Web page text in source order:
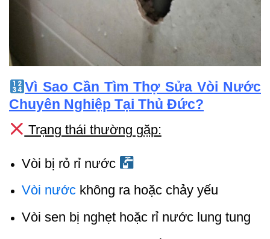
Vì Sao Cần Tìm Thợ Sửa Vòi Nước
Chuyên Nghiệp Tại Thủ Đức?
Trạng thái thường gặp:
Vòi bị rỏ rỉ nước
Vòi nướckhông ra hoặc chảy yếu
Vòi sen bị nghẹt hoặc rỉ nước lung tung